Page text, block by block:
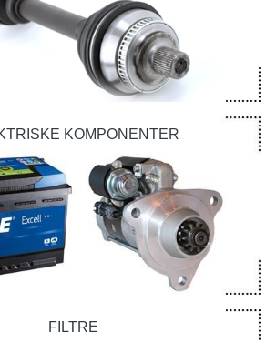
KOMPONENTER
FILTRE